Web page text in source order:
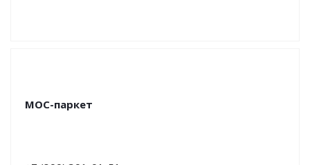
МОС-паркет